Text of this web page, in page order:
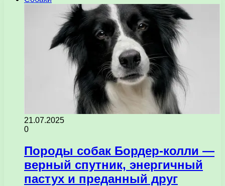
21.07.2025
0
Породы собак Бордер-колли —
верный спутник, энергичный
пастух и преданный друг